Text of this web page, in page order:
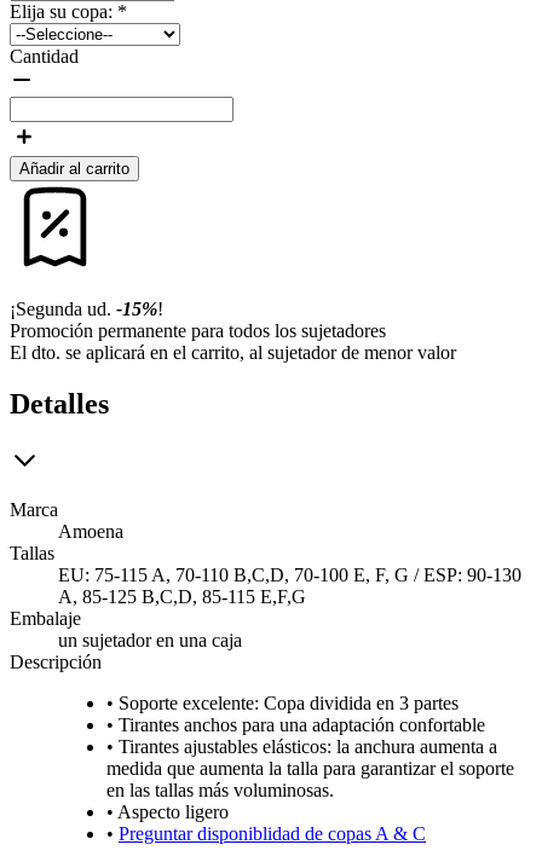
Elija su copa: *
Cantidad
Añadir al carrito
¡Segunda ud. -15%!
Promoción permanente para todos los sujetadores
El dto. se aplicará en el carrito, al sujetador de menor valor
Detalles
Marca
Amoena
Tallas
EU: 75-115 A, 70-110 B,C,D, 70-100 E, F, G / ESP: 90-130
A, 85-125 B,C,D, 85-115 E,F,G
Embalaje
un sujetador en una caja
Descripción
• Soporte excelente: Copa dividida en 3 partes
• Tirantes anchos para una adaptación confortable
• Tirantes ajustables elásticos: la anchura aumenta a
medida que aumenta la talla para garantizar el soporte
en las tallas más voluminosas.
• Aspecto ligero
• Preguntar disponiblidad de copas A & C